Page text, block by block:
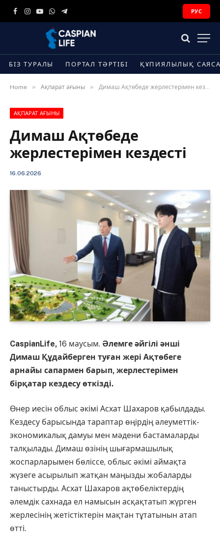
Facebook
Instagram
YouTube
WhatsApp
Telegram
РУС
БІЗ ТУРАЛЫ ПОРТАЛ ТӘРТІБІ ҚҰПИЯЛЫЛЫҚ
Home » Ақпарат ағыны » Димаш Ақтөбеде жерлестерімен кездесті
АҚПАРАТ АҒЫНЫ
Димаш Ақтөбеде
жерлестерімен кездесті
16.06.2026
CaspianLife, 16 маусым. Әлемге әйгілі әнші
Димаш Құдайберген туған жері Ақтөбеге
арнайы сапармен барып, жерлестерімен
бірқатар кездесу өткізді.
Өнер иесін облыс әкімі Асхат Шахаров қабылдады.
Кездесу барысында тараптар өңірдің әлеуметтік-
экономикалық дамуы мен мәдени бастамаларды
талқылады. Димаш өзінің шығармашылық
жоспарларымен бөліссе, облыс әкімі аймақта
жүзеге асырылып жатқан маңызды жобаларды
таныстырды. Асхат Шахаров ақтөбеліктердің
әлемдік сахнада ел намысын асқақтатып жүрген
жерлесінің жетістіктерін мақтан тұтатынын атап
өтті.